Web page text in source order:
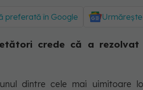
preferată în Google
crede că a rezolvat
dintre cele mai uimitoare